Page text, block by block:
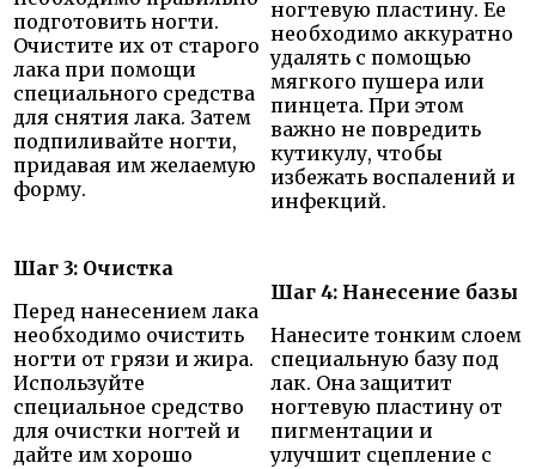
подготовить ногти.
Очистите их от старого
лака при помощи
специального средства
для снятия лака. Затем
подпиливайте ногти,
придавая им желаемую
форму.
ногтевую пластину. Ее
необходимо аккуратно
удалять с помощью
мягкого пушера или
пинцета. При этом
важно не повредить
кутикулу, чтобы
избежать воспалений и
инфекций.
Шаг 3: Очистка
Перед нанесением лака
необходимо очистить
ногти от грязи и жира.
Используйте
специальное средство
для очистки ногтей и
дайте им хорошо
Шаг 4: Нанесение базы
Нанесите тонким слоем
специальную базу под
лак. Она защитит
ногтевую пластину от
пигментации и
улучшит сцепление с